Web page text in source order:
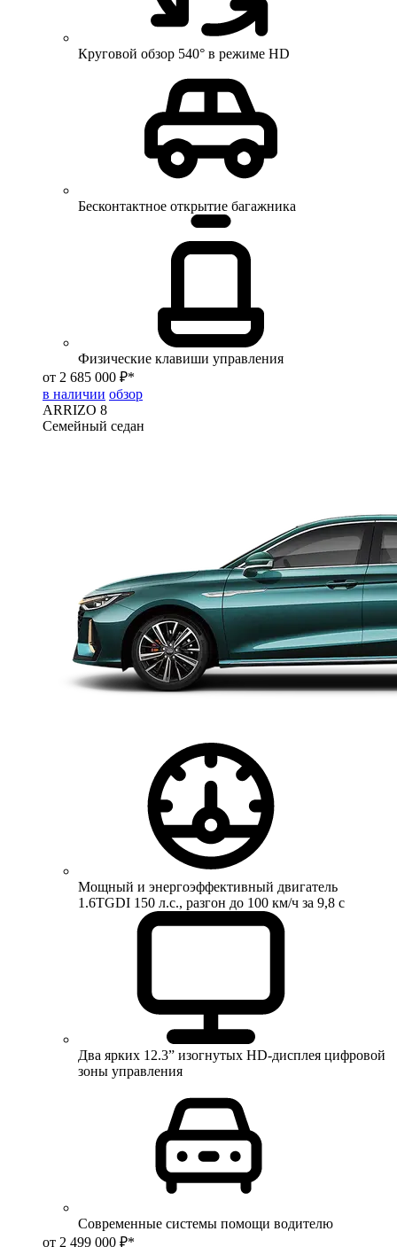
Круговой обзор 540° в режиме HD
Бесконтактное открытие багажника
Физические клавиши управления
от 2 685 000 ₽*
в наличии обзор
ARRIZO 8
Семейный седан
Мощный и энергоэффективный двигатель
1.6TGDI 150 л.с., разгон до 100 км/ч за 9,8 с
Два ярких 12.3” изогнутых HD-дисплея цифровой
зоны управления
Современные системы помощи водителю
от 2 499 000 ₽*